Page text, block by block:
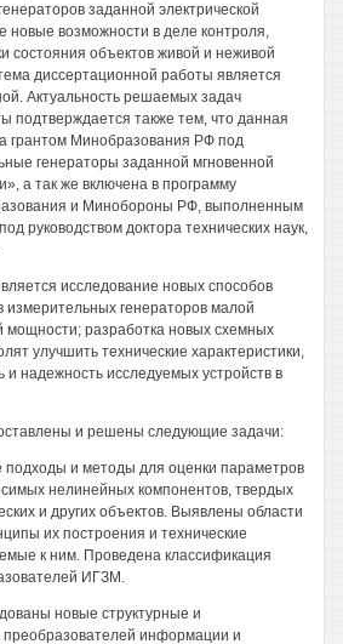
заданной электрической
возможности в деле контроля,
состояния объектов живой и неживой
диссертационной работы является
Актуальность решаемых задач
подтверждается также тем, что данная
грантом Минобразования РФ под
генераторы заданной мгновенной
а так же включена в программу
и Минобороны РФ, выполненным
руководством доктора технических наук,
исследование новых способов
генераторов малой
мощности; разработка новых схемных
улучшить технические характеристики,
и надежность исследуемых устройств в
и решены следующие задачи:
и методы для оценки параметров
нелинейных компонентов, твердых
и других объектов. Выявлены области
их построения и технические
к ним. Проведена классификация
ИГЗМ.
новые структурные и
информации и